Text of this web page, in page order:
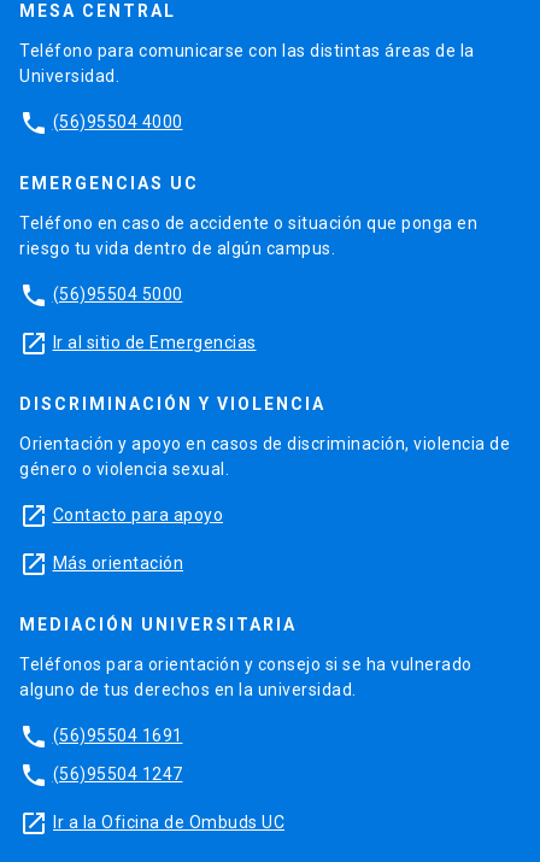
MESA CENTRAL
Teléfono para comunicarse con las distintas áreas de la
Universidad.
phone (56)95504 4000
EMERGENCIAS UC
Teléfono en caso de accidente o situación que ponga en
riesgo tu vida dentro de algún campus.
phone (56)95504 5000
launch Ir al sitio de Emergencias
DISCRIMINACIÓN Y VIOLENCIA
Orientación y apoyo en casos de discriminación, violencia de
género o violencia sexual.
launch Contacto para apoyo
launch Más orientación
MEDIACIÓN UNIVERSITARIA
Teléfonos para orientación y consejo si se ha vulnerado
alguno de tus derechos en la universidad.
phone (56)95504 1691
phone (56)95504 1247
launch Ir a la Oficina de Ombuds UC